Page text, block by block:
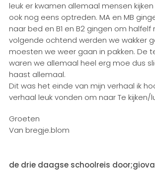
leuk er kwamen allemaal mensen
ook nog eens optreden. MA en MB
naar bed en B1 en B2 gingen om halfelf
volgende ochtend werden we wakker
moesten we weer gaan in pakken. De
waren we allemaal heel erg moe dus
haast allemaal.
Dit was het einde van mijn verhaal ik
verhaal leuk vonden om naar Te kijken/
Groeten
Van bregje.blom
de drie daagse schoolreis